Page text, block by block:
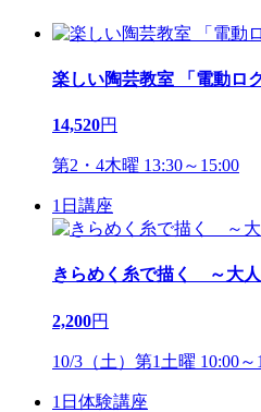
楽しい陶芸教室 「電動ロ
14,520円
第2・4木曜 13:30～15:00
1日講座
きらめく糸で描く ～大
2,200円
10/3（土）第1土曜 10:00～
1日体験講座